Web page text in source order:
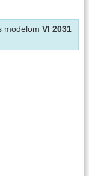
modelom VI 2031